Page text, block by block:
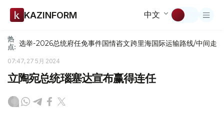
KAZINFORM 中文
热
点: 选举-2026总统府任免事件国情咨文跨里海国际运输路线/中间走廊
07:47, 27 5月 2024
立陶宛总统瑙塞达宣布赢得连任